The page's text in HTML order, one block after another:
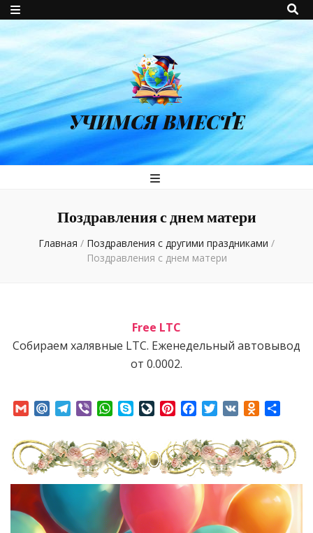
УЧИМСЯ ВМЕСТЕ
Поздравления с днем матери
Главная / Поздравления с другими праздниками /
Поздравления с днем матери
Free LTC
Собираем халявные LTC. Еженедельный автовывод
от 0.0002.
GmailMail.RuTelegram
Viber WhatsApp
SkypeLiveJournal
PinterestFacebookTwitter
VK